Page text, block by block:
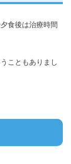
食後は治療時間
こともありまし